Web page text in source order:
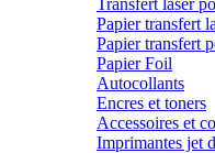
Papier transfert
Papier transfert
Papier Foil
Autocollants
Encres et toners
Accessoires et
Imprimantes jet